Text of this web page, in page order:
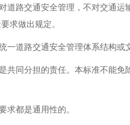
路交通安全管理，不对交通运
求做出规定。
道路交通安全管理体系结构或
同分担的责任。本标准不能免
都是通用性的。